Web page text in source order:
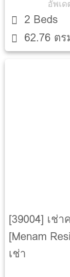
อัพเ
2 Beds
62.76 ต
[39004] เช่
[Menam
เช่า